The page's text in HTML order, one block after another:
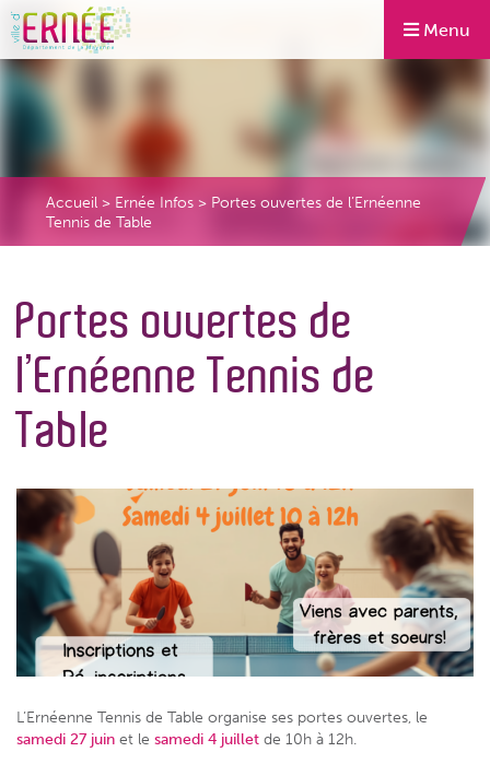
Menu
Accueil > Ernée Infos > Portes ouvertes de l’Ernéenne
Tennis de Table
Portes ouvertes de
l’Ernéenne Tennis de
Table
L’Ernéenne Tennis de Table organise ses portes ouvertes, le
samedi 27 juin et le samedi 4 juillet de 10h à 12h.